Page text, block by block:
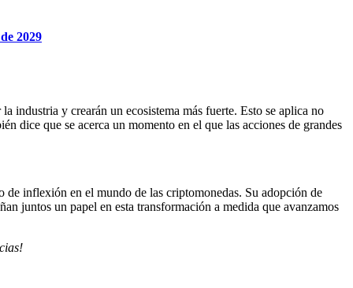
2029
industria y crearán un ecosistema más fuerte. Esto se aplica no
dice que se acerca un momento en el que las acciones de grandes
inflexión en el mundo de las criptomonedas. Su adopción de
juntos un papel en esta transformación a medida que avanzamos